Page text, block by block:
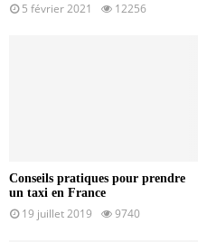
5 février 2021 12256
Conseils pratiques pour prendre
un taxi en France
19 juillet 2019 9740